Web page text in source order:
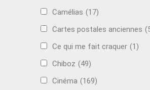
Camélias (17)
Cartes postales anciennes
Ce qui me fait craquer (1)
Chiboz (49)
Cinéma (169)